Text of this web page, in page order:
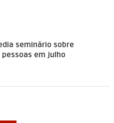
seminário sobre
em julho